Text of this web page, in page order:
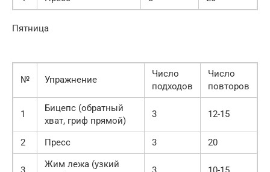
Пятница
№ Упражнение
Число
подходов
Число
повторов
1
Бицепс (обратный
хват, гриф прямой)
3 12-15
2 Пресс 3 20
Жим лежа (узкий